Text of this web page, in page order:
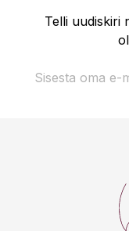
Telli uudiskiri